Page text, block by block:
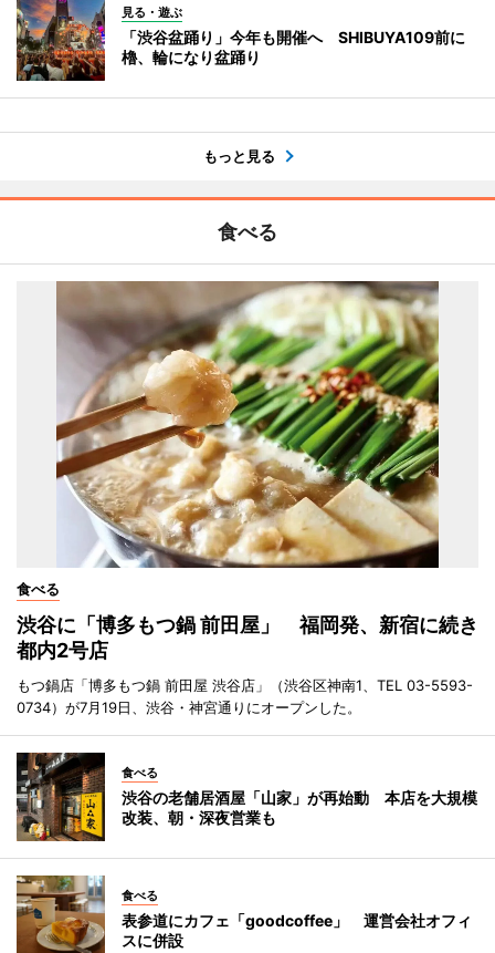
見る・遊ぶ
「渋谷盆踊り」今年も開催へ SHIBUYA109前に
櫓、輪になり盆踊り
もっと見る
食べる
食べる
渋谷に「博多もつ鍋 前田屋」 福岡発、新宿に続き
都内2号店
もつ鍋店「博多もつ鍋 前田屋 渋谷店」（渋谷区神南1、TEL 03-5593-
0734）が7月19日、渋谷・神宮通りにオープンした。
食べる
渋谷の老舗居酒屋「山家」が再始動 本店を大規模
改装、朝・深夜営業も
食べる
表参道にカフェ「goodcoffee」 運営会社オフィ
スに併設